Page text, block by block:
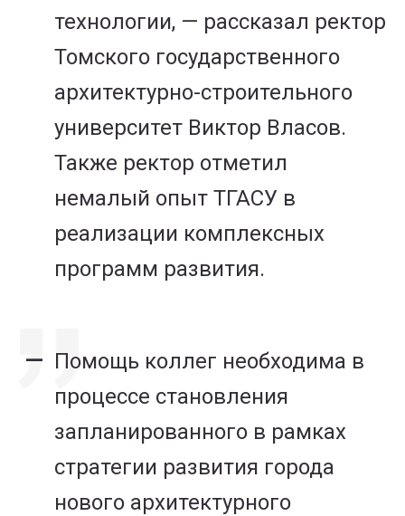
технологии, — рассказал ректор
Томского государственного
архитектурно-строительного
университет Виктор Власов.
Также ректор отметил
немалый опыт ТГАСУ в
реализации комплексных
программ развития.
Помощь коллег необходима в
процессе становления
запланированного в рамках
стратегии развития города
нового архитектурного